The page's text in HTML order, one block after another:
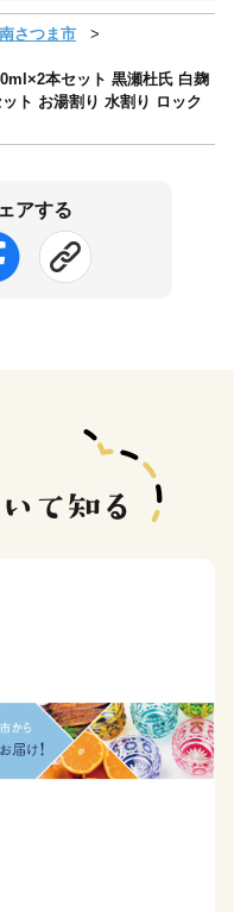
さつま市
本セット 黒瀬杜氏 白麹
ト お湯割り 水割り ロック
アする